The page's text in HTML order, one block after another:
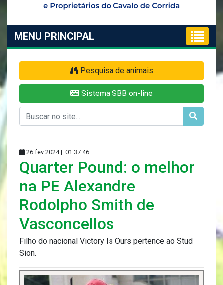
MENU PRINCIPAL
Pesquisa de animais
Sistema SBB on-line
26 fev 2024 | 01:37:46
Quarter Pound: o melhor
na PE Alexandre
Rodolpho Smith de
Vasconcellos
Filho do nacional Victory Is Ours pertence ao Stud
Sion.